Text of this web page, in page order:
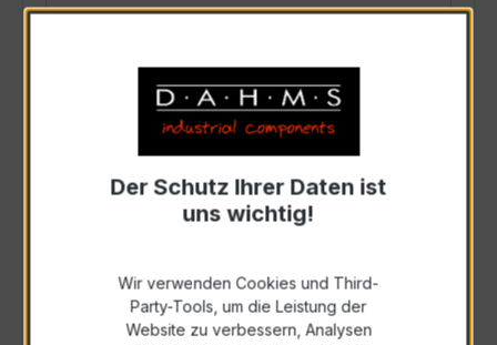
Scheinleistung (VA)auswählen
Auswahl zurücksetzen
Anfrage schriftlich
Der Schutz Ihrer Daten ist
uns wichtig!
Wir verwenden Cookies und Third-
Party-Tools, um die Leistung der
Website zu verbessern, Analysen